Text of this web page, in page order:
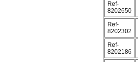
Ref-
8202650
Ref-
8202302
Ref-
8202186